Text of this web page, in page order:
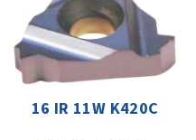
16 IR 11W K420C